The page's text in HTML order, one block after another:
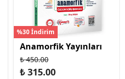
%30 İndirim
Anamorfik Yayınları
₺ 450.00
₺ 315.00